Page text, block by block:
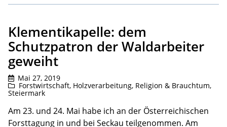
Klementikapelle: dem
Schutzpatron der Waldarbeiter
geweiht
Mai 27, 2019
Forstwirtschaft, Holzverarbeitung, Religion & Brauchtum,
Steiermark
Am 23. und 24. Mai habe ich an der Österreichischen
Forsttagung in und bei Seckau teilgenommen. Am